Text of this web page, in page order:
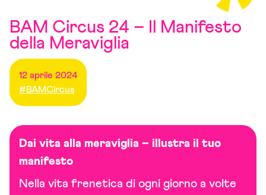
BAM Circus 24 – Il Manifesto
della Meraviglia
12 aprile 2024
#BAMCircus
Dai vita alla meraviglia – illustra il tuo
manifesto
Nella vita frenetica di ogni giorno a volte